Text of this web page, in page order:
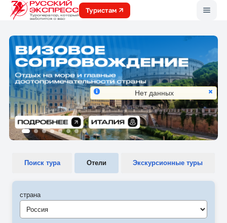
Туристам
Поиск тура Отели Экскурсионные туры
страна
Россия
Нет данных